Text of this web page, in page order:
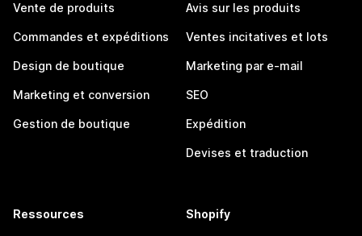
Vente de produits
Commandes et expéditions
Design de boutique
Marketing et conversion
Gestion de boutique
Avis sur les produits
Ventes incitatives et lots
Marketing par e-mail
SEO
Expédition
Devises et traduction
Ressources Shopify